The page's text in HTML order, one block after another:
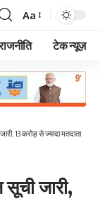
Font
Resizer
Aa
टेक न्यूज़
13 करोड़ से ज्यादा मतदाता
जारी,